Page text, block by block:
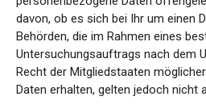
davon, ob es sich bei Ihr um einen
Behörden, die im Rahmen eines
Untersuchungsauftrags nach dem
Recht der Mitgliedstaaten
Daten erhalten, gelten jedoch nicht